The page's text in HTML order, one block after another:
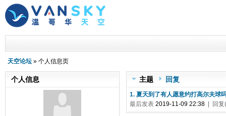
天空论坛 » 个人信息页
主题 回复
1. 夏天到了有人愿意约打高尔夫球
最后发表2019-11-09 22:38 | 回
个人信息